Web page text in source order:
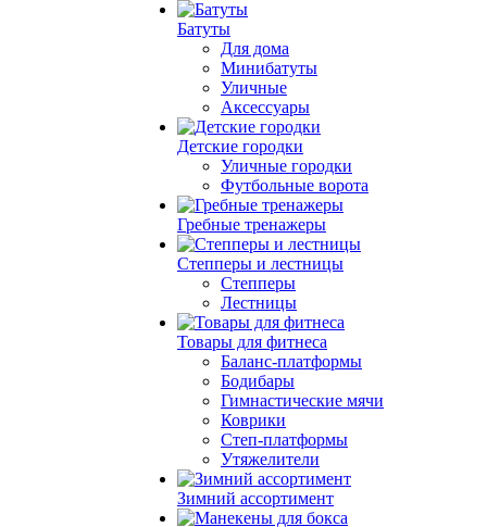
Батуты
Для дома
Минибатуты
Уличные
Аксессуары
Детские городки
Уличные городки
Футбольные ворота
Гребные тренажеры
Степперы и лестницы
Степперы
Лестницы
Товары для фитнеса
Баланс-платформы
Бодибары
Гимнастические мячи
Коврики
Степ-платформы
Утяжелители
Зимний ассортимент